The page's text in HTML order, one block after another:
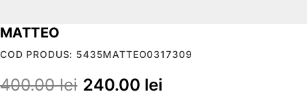
MATTEO
COD PRODUS: 5435MATTEO0317309
400.00lei 240.00 lei